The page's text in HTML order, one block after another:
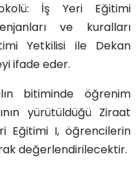
İş Yeri Eğitimi
ve kuralları
Yetkilisi ile Dekan
ifade eder.
bitiminde öğrenim
yürütüldüğü Ziraat
Eğitimi I, öğrencilerin
değerlendirilecektir.